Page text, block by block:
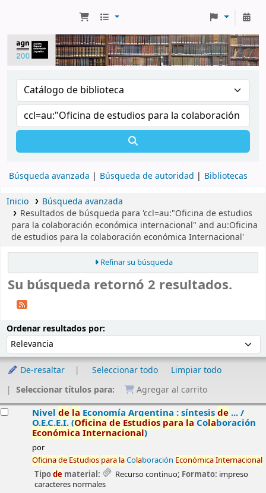
Búsqueda avanzada Búsqueda de autoridad Bibliotecas
Inicio
Búsqueda avanzada
Resultados de búsqueda para 'ccl=au:"Oficina de estudios
para la colaboración económica internacional" and au:Oficina
de estudios para la colaboración económica Internacional'
Refinar su búsqueda
Su búsqueda retornó 2 resultados.
Ordenar resultados por:
De-resaltar Seleccionar todo
Limpiar todo
Seleccionar títulos para:
Agregar al carrito
Nivelde la Economía Argentina : síntesisde ... /
O.E.C.E.I. (Oficina de Estudios para la Colaboración
EconómicaInternacional)
por
Oficinade Estudios para laColaboración EconómicaInternacional
Tipode material: Recurso continuo; Formato: impreso
caracteres normales